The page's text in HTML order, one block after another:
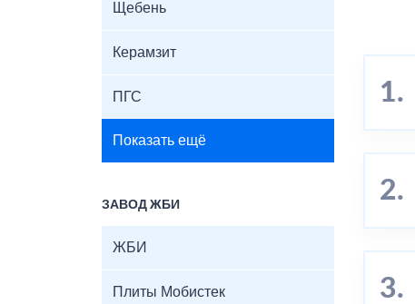
Щебень
Керамзит
ПГС
Показать ещё
ЗАВОД ЖБИ
ЖБИ
Плиты Мобистек